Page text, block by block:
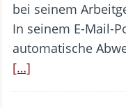
bei seinem
In seinem E-Mail-
automatische
[…]